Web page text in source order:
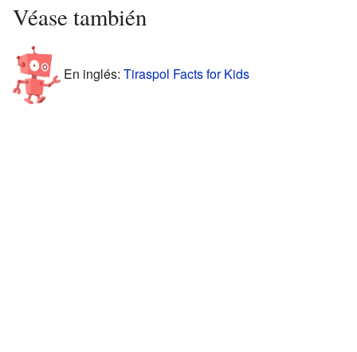
Véase también
En inglés: Tiraspol Facts for Kids